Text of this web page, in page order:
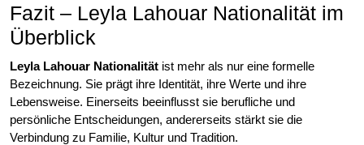
Fazit – Leyla Lahouar Nationalität im
Überblick
Leyla Lahouar Nationalität ist mehr als nur eine formelle
Bezeichnung. Sie prägt ihre Identität, ihre Werte und ihre
Lebensweise. Einerseits beeinflusst sie berufliche und
persönliche Entscheidungen, andererseits stärkt sie die
Verbindung zu Familie, Kultur und Tradition.